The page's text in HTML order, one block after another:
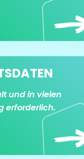
und in vielen
erforderlich.